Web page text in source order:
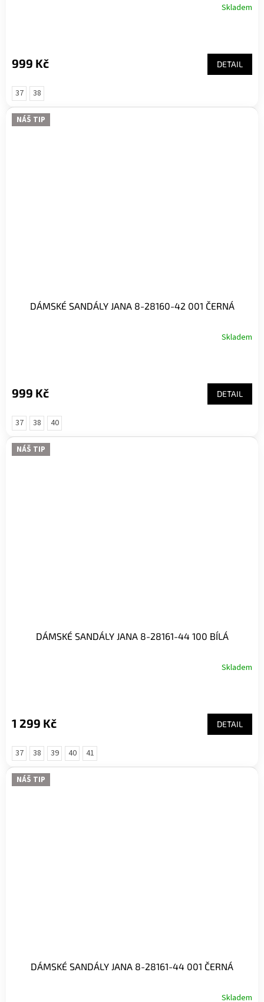
Skladem
999 Kč DETAIL
37 38
NÁŠ TIP
DÁMSKÉ SANDÁLY JANA 8-28160-42 001 ČERNÁ
Skladem
999 Kč DETAIL
37 38 40
NÁŠ TIP
DÁMSKÉ SANDÁLY JANA 8-28161-44 100 BÍLÁ
Skladem
1 299 Kč DETAIL
37 38 39 40 41
NÁŠ TIP
DÁMSKÉ SANDÁLY JANA 8-28161-44 001 ČERNÁ
Skladem